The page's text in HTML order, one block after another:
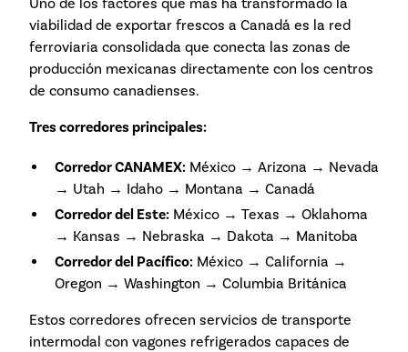
viabilidad de exportar frescos a Canadá es la red
ferroviaria consolidada que conecta las zonas de
producción mexicanas directamente con los centros
de consumo canadienses.
Tres corredores principales:
Corredor CANAMEX: México → Arizona → Nevada
→ Utah → Idaho → Montana → Canadá
Corredor del Este: México → Texas → Oklahoma
→ Kansas → Nebraska → Dakota → Manitoba
Corredor del Pacífico: México → California →
Oregon → Washington → Columbia Británica
Estos corredores ofrecen servicios de transporte
intermodal con vagones refrigerados capaces de